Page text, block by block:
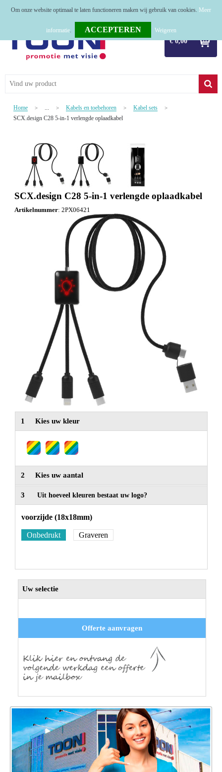
€ 0,00
Relatiegeschenken
Werkkleding
Kerstpakketten
Tastingpakketten
TOP 50
Home > ... > Kabels en toebehoren > Kabel sets >
SCX.design C28 5-in-1 verlengde oplaadkabel
SCX.design C28 5-in-1 verlengde oplaadkabel
Artikelnummer: 2PX06421
1 Kies uw kleur
2 Kies uw aantal
3 Uit hoeveel kleuren bestaat uw logo?
voorzijde (18x18mm)
Onbedrukt Graveren
Uw selectie
Offerte aanvragen
Om onze website optimaal te laten functioneren maken wij gebruik van cookies. Meer
informatie. Weigeren